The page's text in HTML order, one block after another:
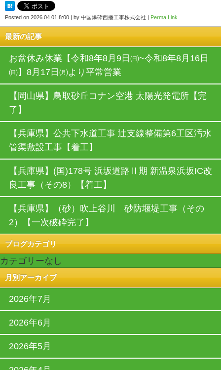
Posted on 2026.04.01 8:00 | by 中国爆砕西播工事株式会社 | Perma Link
最新の記事
お盆休み休業【令和8年8月9日㈰~令和8年8月16日
㈰】8月17日㈪より平常営業
【岡山県】⿃取砂丘コナン空港 太陽光発電所【完
了】
【兵庫県】公共下水道工事 辻支線整備第6工区汚水
管渠敷設工事【着工】
【兵庫県】(国)178号 浜坂道路Ⅱ期 新温泉浜坂IC改
良工事（その8）【着工】
【兵庫県】（砂）吹上谷川 砂防堰堤工事（その
2）【一次破砕完了】
ブログカテゴリ
カテゴリーなし
月別アーカイブ
2026年7月
2026年6月
2026年5月